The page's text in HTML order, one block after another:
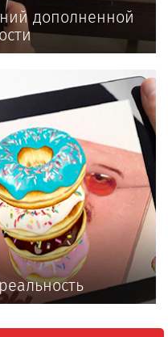
дополненной